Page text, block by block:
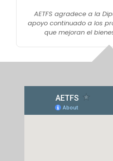
AETFS agradece a la
apoyo continuado a los
que mejoran el